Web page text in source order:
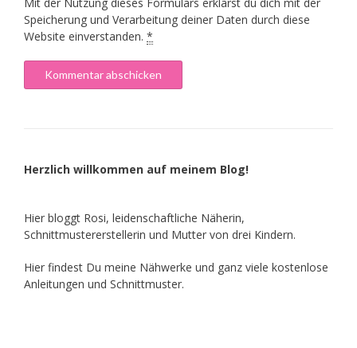
Speicherung und Verarbeitung deiner Daten durch diese
Website einverstanden. *
Herzlich willkommen auf meinem Blog!
Hier bloggt Rosi, leidenschaftliche Näherin,
Schnittmustererstellerin und Mutter von drei Kindern.
Hier findest Du meine Nähwerke und ganz viele kostenlose
Anleitungen und Schnittmuster.